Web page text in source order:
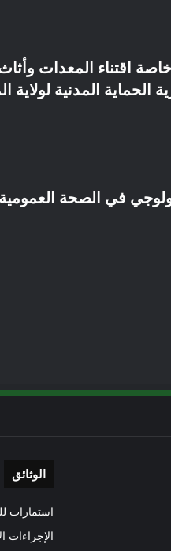
اقتناء المعدات
الحماية المدنية لولاية
الوثائق
استمارات
الإجراءات